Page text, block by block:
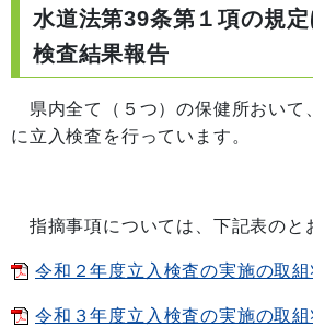
水道法第39条第１項の規定
検査結果報告
県内全て（５つ）の保健所おいて
に立入検査を行っています。
指摘事項については、下記表のと
令和２年度立入検査の実施の取
令和３年度立入検査の実施の取